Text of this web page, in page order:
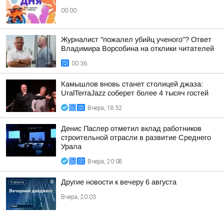
00:00
Журналист "пожалел убийц ученого"? Ответ
Владимира Ворсобина на отклики читателей
00:36
Камышлов вновь станет столицей джаза:
UralTerraJazz соберет более 4 тысяч гостей
Вчера, 18:52
Денис Паслер отметил вклад работников
строительной отрасли в развитие Среднего
Урала
Вчера, 20:08
Другие новости к вечеру 6 августа
Вчера, 20:03